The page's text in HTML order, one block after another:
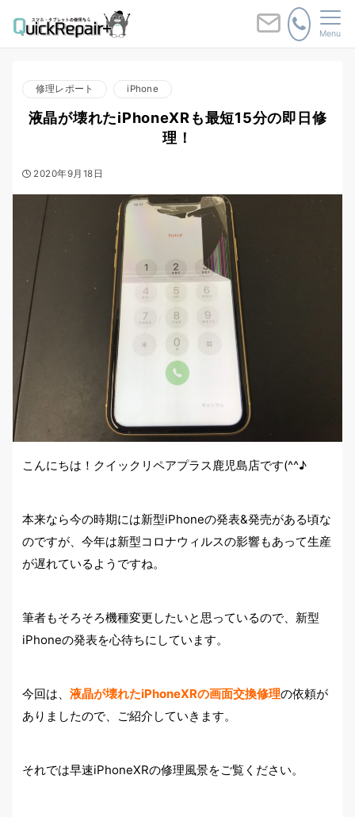
Menu
修理レポート iPhone
液晶が壊れたiPhoneXRも最短15分の即日修
理！
2020年9月18日
こんにちは！クイックリペアプラス鹿児島店です(^^♪
本来なら今の時期には新型iPhoneの発表&発売がある頃な
のですが、今年は新型コロナウィルスの影響もあって生産
が遅れているようですね。
筆者もそろそろ機種変更したいと思っているので、新型
iPhoneの発表を心待ちにしています。
今回は、 液晶が壊れたiPhoneXRの画面交換修理の依頼が
ありましたので、ご紹介していきます。
それでは早速iPhoneXRの修理風景をご覧ください。